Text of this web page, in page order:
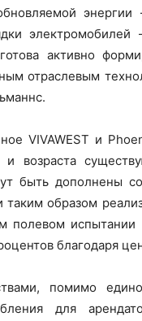
активно
отраслевым
VIVAWEST и
и возраста
быть дополнены
образом
полевом
благодаря
помимо
для